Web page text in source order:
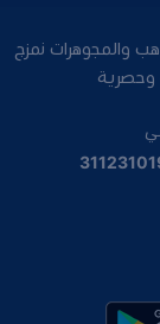
والمجوهرات نمزج
وحصرية